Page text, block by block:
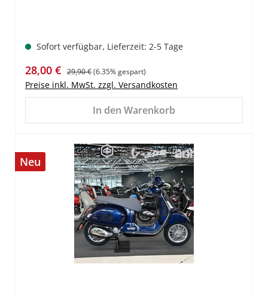
Sofort verfügbar, Lieferzeit: 2-5 Tage
Verkaufspreis:
28,00 € Regulärer Preis:
29,90 €(6.35% gespart)
Preise inkl. MwSt. zzgl. Versandkosten
In den Warenkorb
Neu